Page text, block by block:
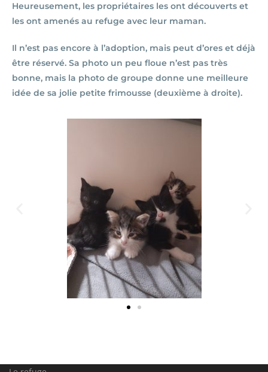
Heureusement, les propriétaires les ont découverts et
les ont amenés au refuge avec leur maman.
Il n’est pas encore à l’adoption, mais peut d’ores et déjà
être réservé. Sa photo un peu floue n’est pas très
bonne, mais la photo de groupe donne une meilleure
idée de sa jolie petite frimousse (deuxième à droite).